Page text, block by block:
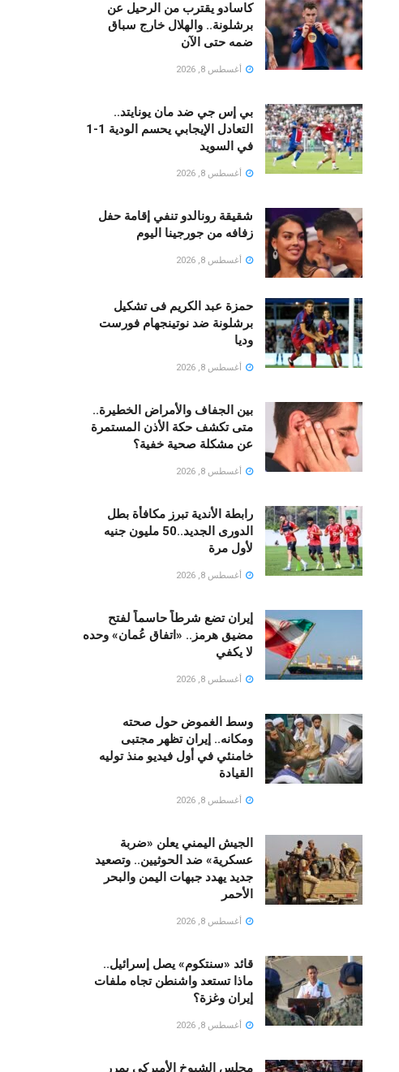
كاسادو يقترب من الرحيل عن
برشلونة.. والهلال خارج سباق
ضمه حتى الآن
أغسطس 8, 2026
بي إس جي ضد مان يونايتد..
التعادل الإيجابي يحسم الودية 1-1
في السويد
أغسطس 8, 2026
شقيقة رونالدو تنفي إقامة حفل
زفافه من جورجينا اليوم
أغسطس 8, 2026
حمزة عبد الكريم فى تشكيل
برشلونة ضد نوتينجهام فورست
وديا
أغسطس 8, 2026
بين الجفاف والأمراض الخطيرة..
متى تكشف حكة الأذن المستمرة
عن مشكلة صحية خفية؟
أغسطس 8, 2026
رابطة الأندية تبرز مكافأة بطل
الدورى الجديد..50 مليون جنيه
لأول مرة
أغسطس 8, 2026
إيران تضع شرطاً حاسماً لفتح
مضيق هرمز.. «اتفاق عُمان» وحده
لا يكفي
أغسطس 8, 2026
وسط الغموض حول صحته
ومكانه.. إيران تظهر مجتبى
خامنئي في أول فيديو منذ توليه
القيادة
أغسطس 8, 2026
الجيش اليمني يعلن «ضربة
عسكرية» ضد الحوثيين.. وتصعيد
جديد يهدد جبهات اليمن والبحر
الأحمر
أغسطس 8, 2026
قائد «سنتكوم» يصل إسرائيل..
ماذا تستعد واشنطن تجاه ملفات
إيران وغزة؟
أغسطس 8, 2026
مجلس الشيوخ الأميركي يمرر